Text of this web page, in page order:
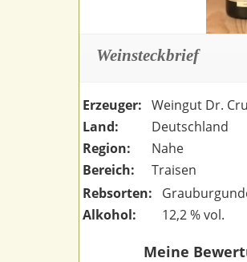
Weinsteckbrief
Erzeuger:
Weingut Dr.
Land:
Deutschland
Region:
Nahe
Bereich:
Traisen
Rebsorten:
Alkohol:
12,2 % vol.
Meine